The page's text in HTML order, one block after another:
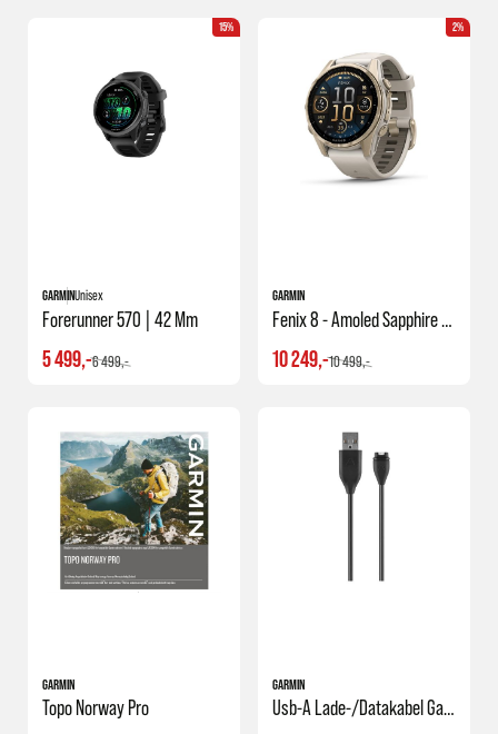
15%
GARMINUnisex
Forerunner 570 | 42 Mm
6 499,-
5 499,-
2%
GARMIN
Fenix 8 - Amoled Sapphire | 43mm
10 499,-
10 249,-
GARMIN
Topo Norway Pro
GARMIN
Usb-A Lade-/datakabel Garmin